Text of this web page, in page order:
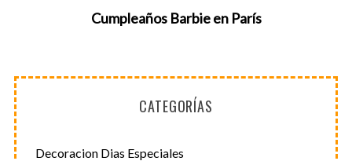
Cumpleaños Barbie en París
CATEGORÍAS
Decoracion Dias Especiales
r